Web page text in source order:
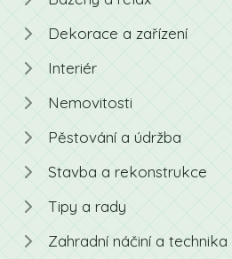
Dekorace a zařízení
Interiér
Nemovitosti
Pěstování a údržba
Stavba a rekonstrukce
Tipy a rady
Zahradní náčiní a technika